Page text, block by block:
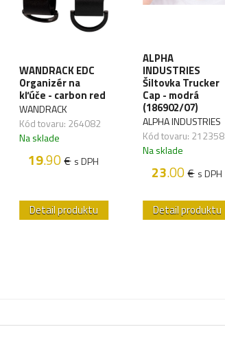
WANDRACK EDC
Organizér na
kľúče - carbon red
WANDRACK
Kód tovaru: 264082
Na sklade
19.90€ s DPH
Detail produktu
ALPHA
INDUSTRIES
Šiltovka Trucker
Cap - modrá
(186902/07)
ALPHA INDUSTRIES
Kód tovaru: 212358
Na sklade
23.00€ s DPH
Detail produktu